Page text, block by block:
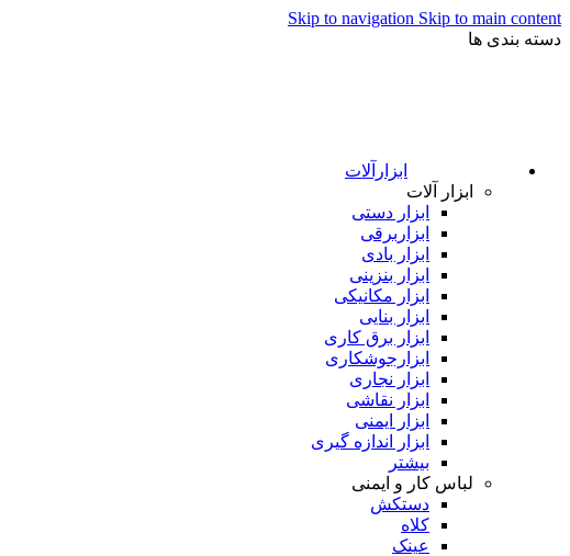
Skip to navigation Skip to main content
دسته بندی ها
ابزارآلات
ابزار آلات
ابزار دستی
ابزاربرقی
ابزار بادی
ابزار بنزینی
ابزار مکانیکی
ابزار بنایی
ابزار برق کاری
ابزارجوشکاری
ابزار نجاری
ابزار نقاشی
ابزار ایمنی
ابزار اندازه گیری
بیشتر
لباس کار و ایمنی
دستکش
کلاه
عینک